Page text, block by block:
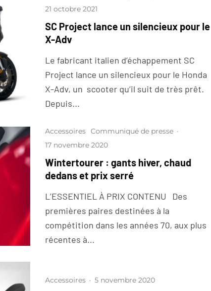
21 octobre 2021
SC Project lance un silencieux pour le
X-Adv
Le fabricant italien d’échappement SC
Project lance un silencieux pour le Honda
X-Adv, un scooter qu’il suit de très prêt.
Depuis...
Accessoires Communiqué de presse ·
17 novembre 2020
Wintertourer : gants hiver, chaud
dedans et prix serré
L’ESSENTIEL À PRIX CONTENU Des
premières paires destinées à la
compétition dans les années 70, aux plus
récentes à...
Accessoires · 5 novembre 2020